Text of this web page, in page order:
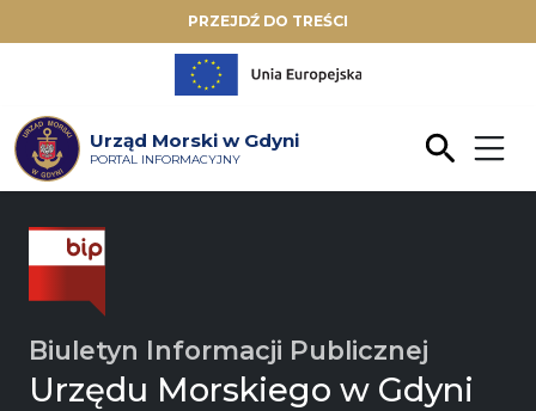
PRZEJDŹ DO TREŚCI
Urząd Morski w Gdyni
PORTAL INFORMACYJNY
Biuletyn Informacji Publicznej
Urzędu Morskiego w Gdyni